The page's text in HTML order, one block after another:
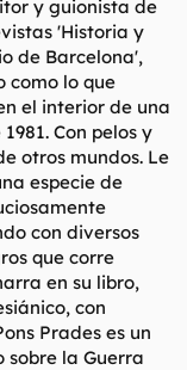
y guionista de
'Historia y
de Barcelona',
como lo que
el interior de una
Con pelos y
otros mundos. Le
especie de
con diversos
que corre
en su libro,
con
Prades es un
sobre la Guerra